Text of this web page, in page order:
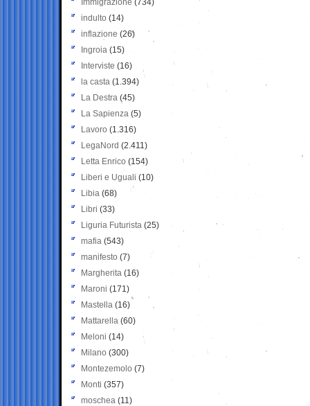
Immigrazione (734)
indulto (14)
inflazione (26)
Ingroia (15)
Interviste (16)
la casta (1.394)
La Destra (45)
La Sapienza (5)
Lavoro (1.316)
LegaNord (2.411)
Letta Enrico (154)
Liberi e Uguali (10)
Libia (68)
Libri (33)
Liguria Futurista (25)
mafia (543)
manifesto (7)
Margherita (16)
Maroni (171)
Mastella (16)
Mattarella (60)
Meloni (14)
Milano (300)
Montezemolo (7)
Monti (357)
moschea (11)